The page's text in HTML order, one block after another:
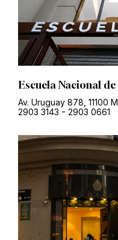
Escuela Nacional
Av. Uruguay 878, 11100
2903 3143 - 2903 0661